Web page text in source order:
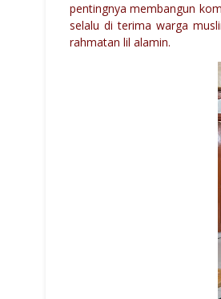
pentingnya membangun
selalu di terima warga
rahmatan lil alamin.